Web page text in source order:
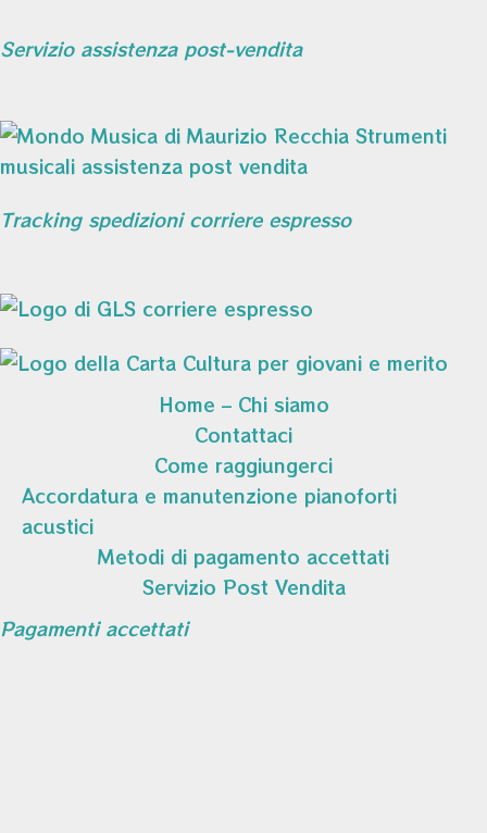
Servizio assistenza post-vendita
Tracking spedizioni corriere espresso
Home – Chi siamo
Contattaci
Come raggiungerci
Accordatura e manutenzione pianoforti
acustici
Metodi di pagamento accettati
Servizio Post Vendita
Pagamenti accettati